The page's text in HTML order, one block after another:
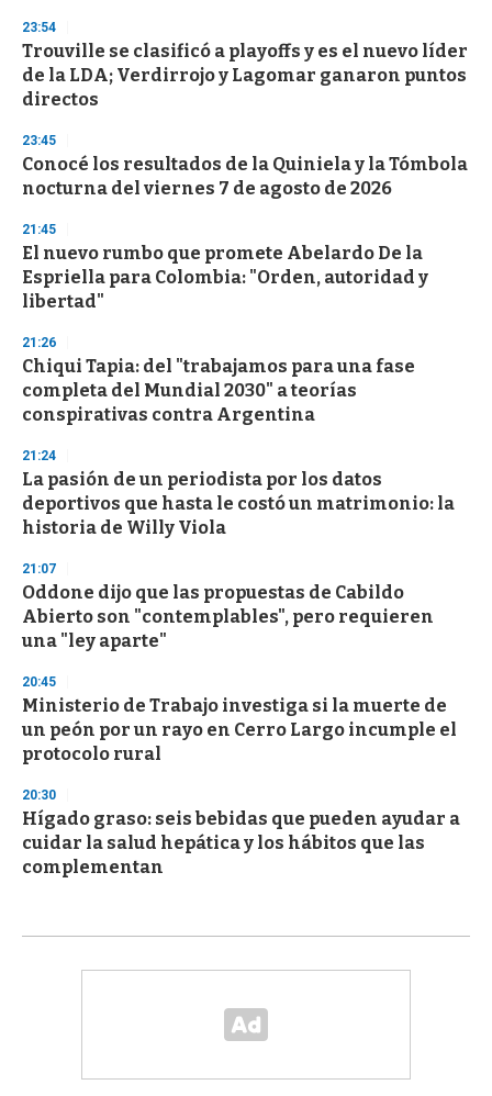
d
s
o
f
3
s
e
c
o
d
s
23:54
Trouville se clasificó a playoffs y es el nuevo líder
de la LDA; Verdirrojo y Lagomar ganaron puntos
directos
23:45
Conocé los resultados de la Quiniela y la Tómbola
nocturna del viernes 7 de agosto de 2026
21:45
El nuevo rumbo que promete Abelardo De la
Espriella para Colombia: "Orden, autoridad y
libertad"
21:26
Chiqui Tapia: del "trabajamos para una fase
completa del Mundial 2030" a teorías
conspirativas contra Argentina
21:24
La pasión de un periodista por los datos
deportivos que hasta le costó un matrimonio: la
historia de Willy Viola
21:07
Oddone dijo que las propuestas de Cabildo
Abierto son "contemplables", pero requieren
una "ley aparte"
20:45
Ministerio de Trabajo investiga si la muerte de
un peón por un rayo en Cerro Largo incumple el
protocolo rural
20:30
Hígado graso: seis bebidas que pueden ayudar a
cuidar la salud hepática y los hábitos que las
complementan